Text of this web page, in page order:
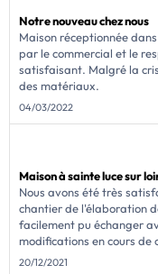
réserve de la
fonciers. Photos non
Notre nouveau chez nous
Maison réceptionnée
par le commercial et le
satisfaisant. Malgré la
des matériaux.
04/03/2022
Maison à sainte luce sur
Nous avons été très
chantier de l'élaboration
facilement pu échanger
modifications en cours de
20/12/2021